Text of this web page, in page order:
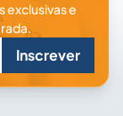
exclusivas e
Inscrever